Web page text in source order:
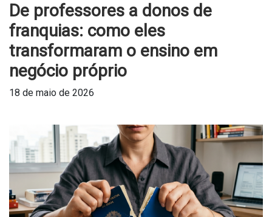
De professores a donos de
franquias: como eles
transformaram o ensino em
negócio próprio
18 de maio de 2026